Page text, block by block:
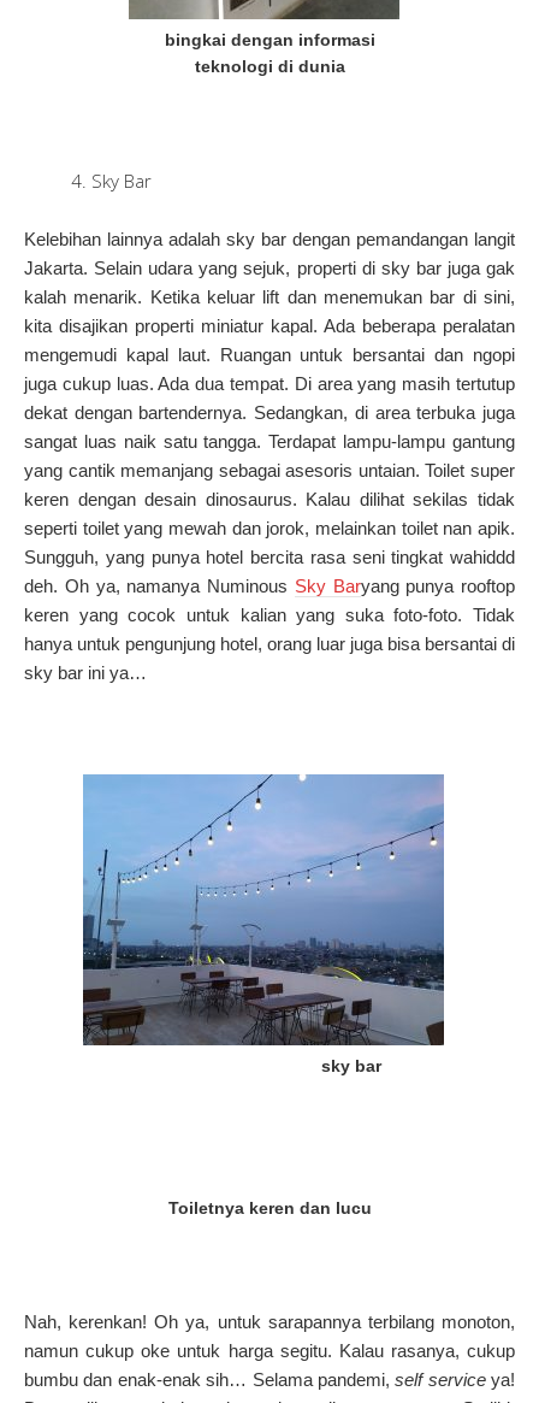
bingkai dengan informasi
teknologi di dunia
Sky Bar
Kelebihan lainnya adalah sky bar dengan pemandangan langit
Jakarta. Selain udara yang sejuk, properti di sky bar juga gak
kalah menarik. Ketika keluar lift dan menemukan bar di sini,
kita disajikan properti miniatur kapal. Ada beberapa peralatan
mengemudi kapal laut. Ruangan untuk bersantai dan ngopi
juga cukup luas.Ada dua tempat. Di area yang masih tertutup
dekat dengan bartendernya. Sedangkan, di area terbuka juga
sangat luas naik satu tangga.Terdapat lampu-lampu gantung
yang cantik memanjang sebagai asesoris untaian.Toilet super
keren dengan desain dinosaurus. Kalau dilihat sekilas tidak
seperti toilet yang mewah dan jorok, melainkan toilet nan apik.
Sungguh, yang punya hotel bercita rasa seni tingkat wahiddd
deh. Oh ya, namanya Numinous Sky Baryang punya rooftop
keren yang cocok untuk kalian yang suka foto-foto. Tidak
hanya untuk pengunjung hotel, orang luar juga bisa bersantai di
sky bar ini ya…
sky bar
Toiletnya keren dan lucu
Nah, kerenkan!Oh ya, untuk sarapannya terbilang monoton,
namun cukup oke untuk harga segitu. Kalau rasanya, cukup
bumbu dan enak-enak sih… Selama pandemi,self serviceya!